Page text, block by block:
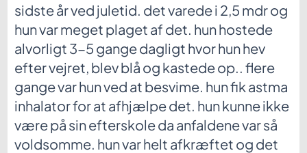
sidste år ved juletid. det varede i 2,5 mdr og
hun var meget plaget af det. hun hostede
alvorligt 3-5 gange dagligt hvor hun hev
efter vejret, blev blå og kastede op.. flere
gange var hun ved at besvime. hun fik astma
inhalator for at afhjælpe det. hun kunne ikke
være på sin efterskole da anfaldene var så
voldsomme. hun var helt afkræftet og det